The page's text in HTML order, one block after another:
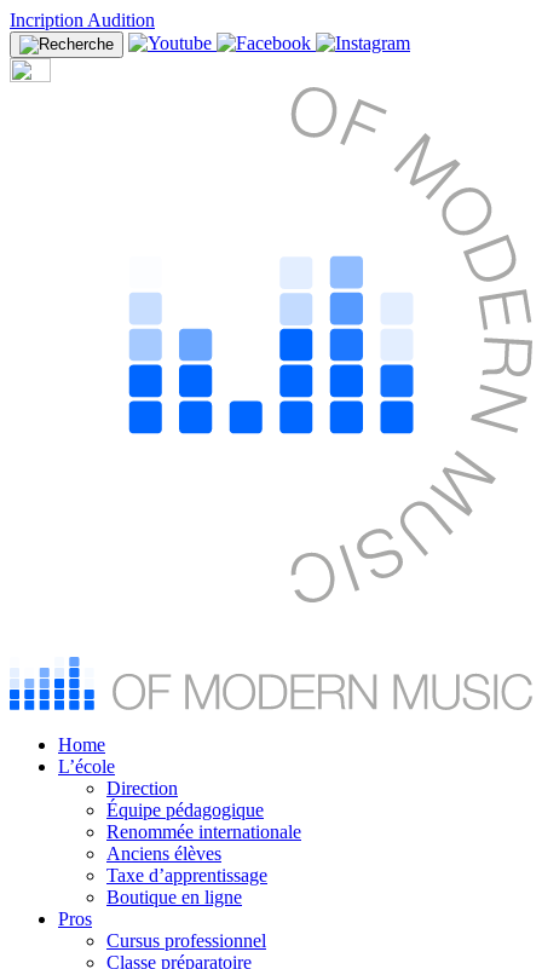
Incription Audition
Home
L’école
Direction
Équipe pédagogique
Renommée internationale
Anciens élèves
Taxe d’apprentissage
Boutique en ligne
Pros
Cursus professionnel
Classe préparatoire